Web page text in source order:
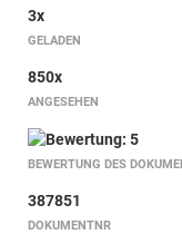
3x
GELADEN
850x
ANGESEHEN
BEWERTUNG DES
387851
DOKUMENTNR